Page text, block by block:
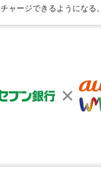
ャージできるようになる。